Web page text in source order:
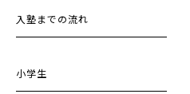
入塾までの流れ
小学生